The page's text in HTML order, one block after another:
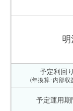
予定利回り
(年換算･内部収
予定運用期